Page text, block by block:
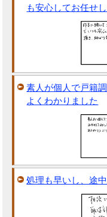
も安心してお任せ
素人が個人で戸籍
よくわかりました
処理も早いし、途